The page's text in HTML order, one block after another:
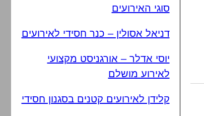
סוגי האירועים
דניאל אסולין – כנר חסידי לאירועים
יוסי אדלר – אורגניסט מקצועי
לאירוע מושלם
קלידן לאירועים קטנים בסגנון חסידי